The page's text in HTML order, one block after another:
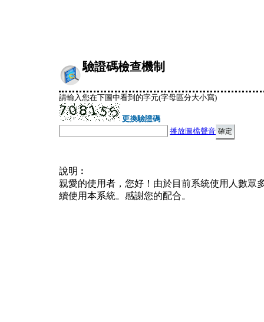
驗證碼檢查機制
請輸入您在下圖中看到的字元(字母區分大小寫)
更換驗證碼
播放圖檔聲音
說明︰
親愛的使用者，您好！由於目前系統使用人數眾
續使用本系統。感謝您的配合。